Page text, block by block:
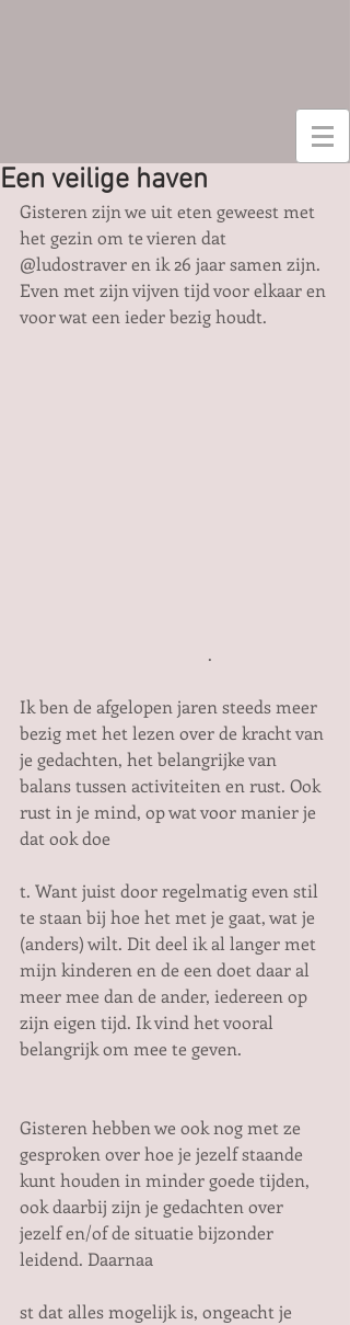
Een veilige haven
Gisteren zijn we uit eten geweest met
het gezin om te vieren dat
@ludostraver en ik 26 jaar samen zijn.
Even met zijn vijven tijd voor elkaar en
voor wat een ieder bezig houdt.
Ik ben de afgelopen jaren steeds meer
bezig met het lezen over de kracht van
je gedachten, het belangrijke van
balans tussen activiteiten en rust. Ook
rust in je mind, op wat voor manier je
dat ook doe
t. Want juist door regelmatig even stil
te staan bij hoe het met je gaat, wat je
(anders) wilt. Dit deel ik al langer met
mijn kinderen en de een doet daar al
meer mee dan de ander, iedereen op
zijn eigen tijd. Ik vind het vooral
belangrijk om mee te geven.
Gisteren hebben we ook nog met ze
gesproken over hoe je jezelf staande
kunt houden in minder goede tijden,
ook daarbij zijn je gedachten over
jezelf en/of de situatie bijzonder
leidend. Daarnaa
st dat alles mogelijk is, ongeacht je